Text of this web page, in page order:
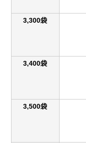
3,300袋
3,400袋
3,500袋